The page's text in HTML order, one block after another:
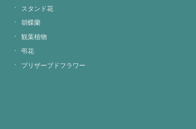
スタンド花
胡蝶蘭
観葉植物
弔花
プリザーブドフラワー